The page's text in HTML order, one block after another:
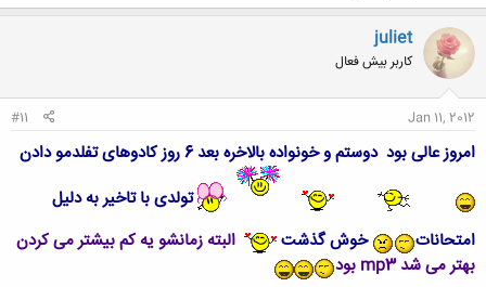
juliet
کاربر بیش فعال
Jan 11, 2012
#11
امروز عالی بود دوستم و خونواده بالاخره بعد 6 روز کادوهای تفلدمو
دادن
تولدی با تاخیر به دلیل
امتحانات
خوش گذشت
البته زمانشو یه کم بیشتر می کردن
بهتر می شد mp3 بود